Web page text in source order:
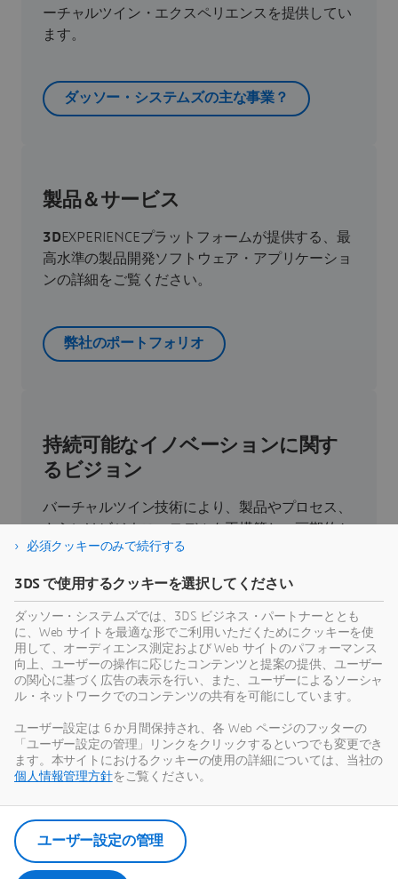
ーチャルツイン・エクスペリエンスを提供してい
ます。
ダッソー・システムズの主な事業？
製品＆サービス
3DEXPERIENCEプラットフォームが提供する、最
高水準の製品開発ソフトウェア・アプリケーショ
ンの詳細をご覧ください。
弊社のポートフォリオ
持続可能なイノベーションに関す
るビジョン
バーチャルツイン技術により、製品やプロセス、
さらにはビジネス・モデルを再構築し、画期的か
つ持続可能なイノベーションを実現できます。
持続可能性
ダッソー・システムズのすべてのプレスリリース
やメディア関連情報をご覧いただけます。
ニュース・ルームを見る
必須クッキーのみで続行する
3DS で使用するクッキーを選択してください
ダッソー・システムズでは、3DS ビジネス・パートナーととも
に、Web サイトを最適な形でご利用いただくためにクッキーを使
用して、オーディエンス測定および Web サイトのパフォーマンス
向上、ユーザーの操作に応じたコンテンツと提案の提供、ユーザー
の関心に基づく広告の表示を行い、また、ユーザーによるソーシャ
ル・ネットワークでのコンテンツの共有を可能にしています。
ユーザー設定は 6 か月間保持され、各 Web ページのフッターの
「ユーザー設定の管理」リンクをクリックするといつでも変更でき
ます。本サイトにおけるクッキーの使用の詳細については、当社の
個人情報管理方針をご覧ください。
ユーザー設定の管理